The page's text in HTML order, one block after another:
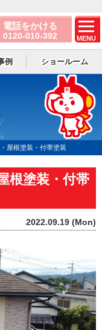
電話をかける
0120-010-392 MENU
例 ショールーム
屋根塗装・付帯塗装
根塗装・付帯
2022.09.19 (Mon)